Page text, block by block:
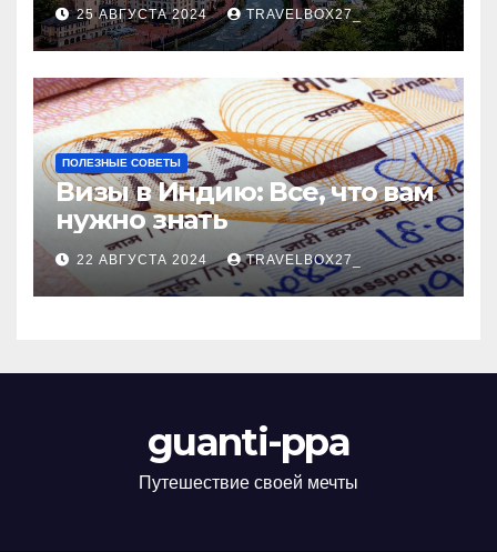
25 АВГУСТА 2024 TRAVELBOX27_
ПОЛЕЗНЫЕ СОВЕТЫ
Визы в Индию: Все, что вам
нужно знать
22 АВГУСТА 2024 TRAVELBOX27_
guanti-ppa
Путешествие своей мечты